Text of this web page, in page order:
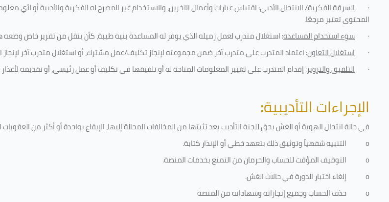
· السرقة الفكرية/ الانتحال الأدبي: اقتباس عبارات وأعمال الآخرين، والاستخدام غير المصرح له الفكرية والأدبية أو
المحتوى تعتبر مرجعًا.
· سوء استخدام المساعدة: استغلال متدرب لعمل زميله الذي يوفر له المساعدة بنية طيبة، كأن ينقل من تقرير خاص وضعه
· استغلال التعاون: اعتماد المتدرب على متدرب آخر ضمن مجموعته لإنجاز تكليف/عمل مشترك، أو استغلال متدرب آخر لإنجاز
· التلفيق والتزوير: إقدام المتدرب على تغيير المعلومات المتاحة له أو تلفيقها في تكليف أو عمل رئيسي، أو تقديمه
الإجراءات التأديبية:
في حالة انتحال الهوية أو الغش يحق للجنة التأديب بعد تثبتها من المخالفات المحالة إليها، الإيقاع بواحدة أو أكثر من العقوبات
o
التنبيه شفهياً وتوثيق ذلك بتعهد خطي أو الإنذار كتابة.
o
التوقيف المؤقت للحساب والحرمان من التمتع بخدمات المنصة.
o
إلغاء اختبار الدورة في حالات الغش.
o
حذف الحساب وجميع إنجازاته وشهاداته من المنصة